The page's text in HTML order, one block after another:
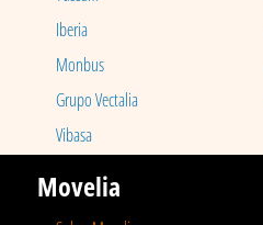
Iberia
Monbus
Grupo Vectalia
Vibasa
Movelia